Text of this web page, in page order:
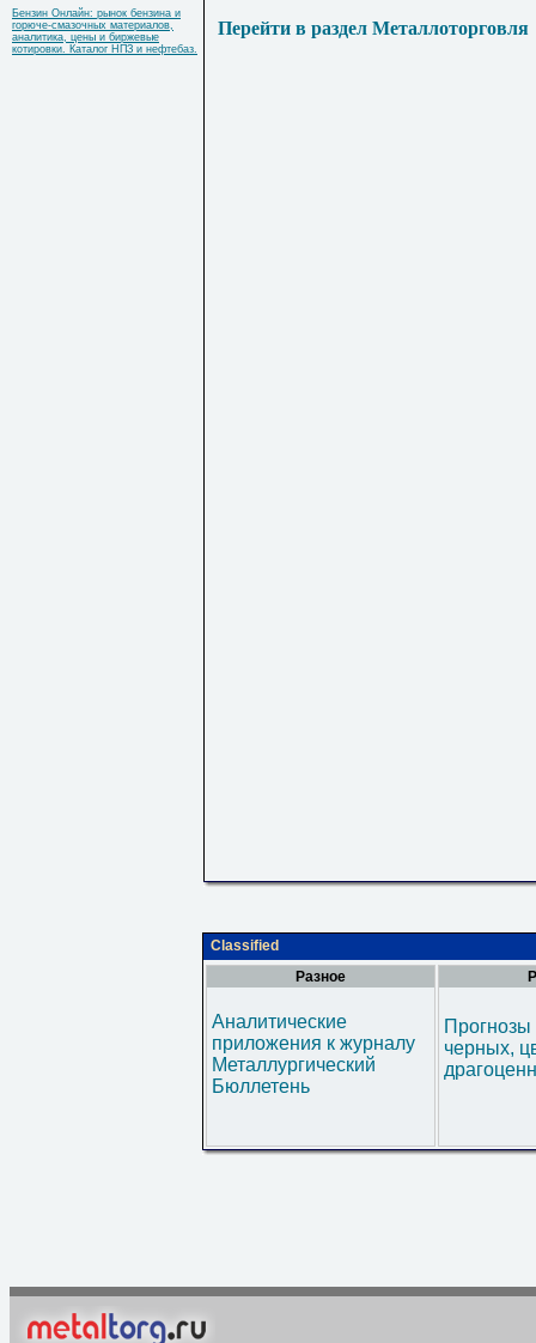
Бензин Онлайн: рынок бензина и
горюче-смазочных материалов,
аналитика, цены и биржевые
котировки. Каталог НПЗ и нефтебаз.
Перейти в раздел Металлоторговля
Classified
Разное
Аналитические
приложения к журналу
Металлургический
Бюллетень
черных,